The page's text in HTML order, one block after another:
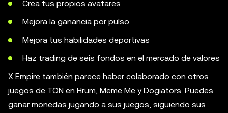
Crea tus propios avatares
Mejora la ganancia por pulso
Mejora tus habilidades deportivas
Haz trading de seis fondos en el mercado de valores
X Empire también parece haber colaborado con otros
juegos de TON en Hrum, Meme Me y Dogiators. Puedes
ganar monedas jugando a sus juegos, siguiendo sus